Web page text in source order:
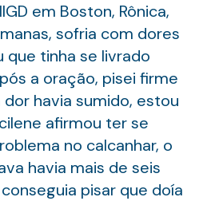
em Boston, Rônica,
sofria com dores
que tinha se livrado
a oração, pisei firme
havia sumido, estou
afirmou ter se
no calcanhar, o
havia mais de seis
pisar que doía